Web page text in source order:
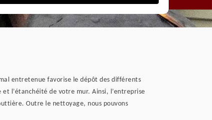
entretenue favorise le dépôt des différents
l’étanchéité de votre mur. Ainsi, l’entreprise
Outre le nettoyage, nous pouvons